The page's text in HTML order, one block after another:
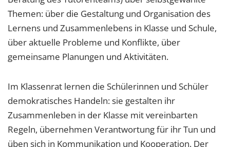
Themen: über die Gestaltung und Organisation des
Lernens und Zusammenlebens in Klasse und Schule,
über aktuelle Probleme und Konflikte, über
gemeinsame Planungen und Aktivitäten.
Im Klassenrat lernen die Schülerinnen und Schüler
demokratisches Handeln: sie gestalten ihr
Zusammenleben in der Klasse mit vereinbarten
Regeln, übernehmen Verantwortung für ihr Tun und
üben sich in Kommunikation und Kooperation. Der